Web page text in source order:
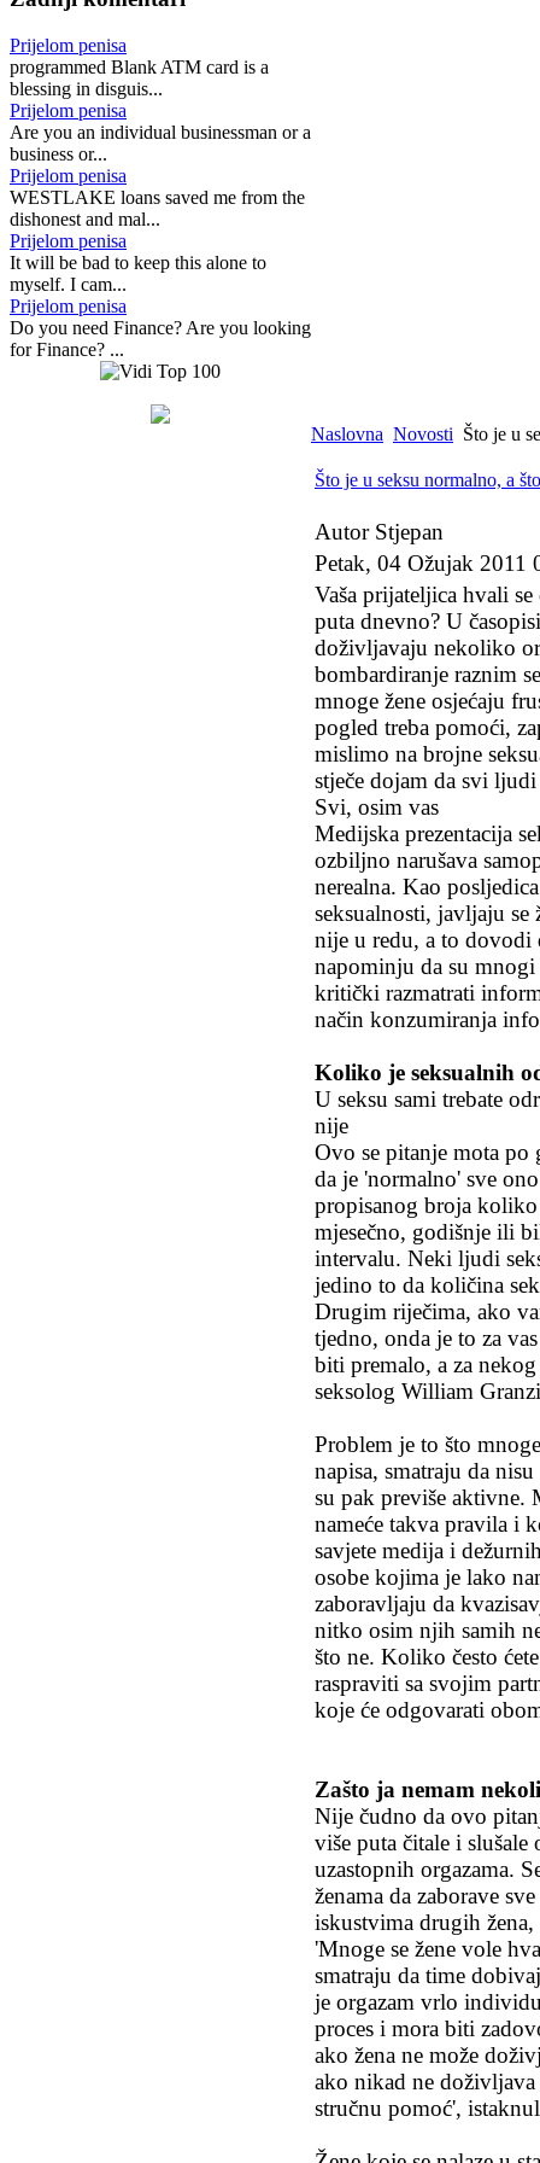
Prijelom penisa
programmed Blank ATM card is a
blessing in disguis...
Prijelom penisa
Are you an individual businessman or a
business or...
Prijelom penisa
WESTLAKE loans saved me from the
dishonest and mal...
Prijelom penisa
It will be bad to keep this alone to
myself. I cam...
Prijelom penisa
Do you need Finance? Are you looking
for Finance? ...
Naslovna Novosti Što je u
Što je u seksu normalno, a
Autor Stjepan
Petak, 04 Ožujak 2011
Vaša prijateljica hvali
puta dnevno? U
doživljavaju nekoliko
bombardiranje raznim
mnoge žene osjećaju
pogled treba pomoći,
mislimo na brojne
stječe dojam da svi
Svi, osim vas
Medijska prezentacija
ozbiljno narušava
nerealna. Kao
seksualnosti, javljaju se
nije u redu, a to dovodi
napominju da su
kritički razmatrati
način konzumiranja
Koliko je seksualnih
U seksu sami trebate
nije
Ovo se pitanje mota po
da je 'normalno' sve
propisanog broja
mjesečno, godišnje ili
intervalu. Neki ljudi
jedino to da količina
Drugim riječima, ako
tjedno, onda je to za
biti premalo, a za
seksolog William
Problem je to što
napisa, smatraju da
su pak previše aktivne.
nameće takva pravila i
savjete medija i
osobe kojima je lako
zaboravljaju da
nitko osim njih samih
što ne. Koliko često
raspraviti sa svojim
koje će odgovarati
Zašto ja nemam
Nije čudno da ovo
više puta čitale i slušale
uzastopnih orgazama.
ženama da zaborave
iskustvima drugih
'Mnoge se žene vole
smatraju da time
je orgazam vrlo
proces i mora biti
ako žena ne može
ako nikad ne doživljava
stručnu pomoć',